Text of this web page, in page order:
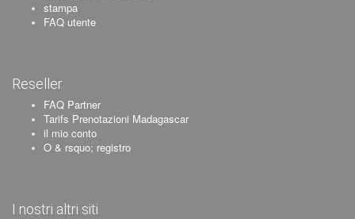
stampa
FAQ utente
Reseller
FAQ Partner
Tarifs Prenotazioni Madagascar
il mio conto
O & rsquo; registro
I nostri altri siti